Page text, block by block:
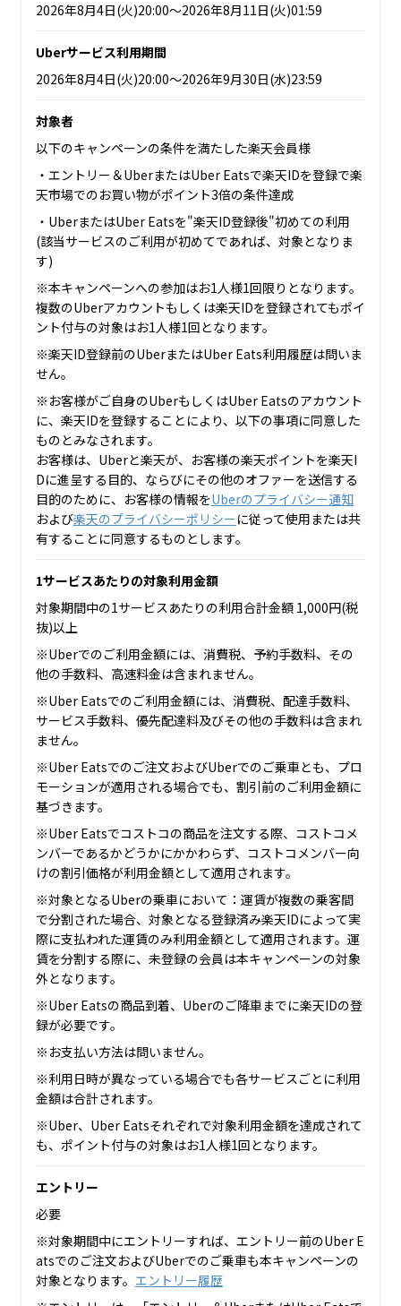
2026年8月4日(火)20:00～2026年8月11日(火)01:59
Uberサービス利用期間
2026年8月4日(火)20:00～2026年9月30日(水)23:59
対象者
以下のキャンペーンの条件を満たした楽天会員様
・エントリー＆UberまたはUber Eatsで楽天IDを登録で楽
天市場でのお買い物がポイント3倍の条件達成
・UberまたはUber Eatsを"楽天ID登録後"初めての利用
(該当サービスのご利用が初めてであれば、対象となりま
す)
※本キャンペーンへの参加はお1人様1回限りとなります。
複数のUberアカウントもしくは楽天IDを登録されてもポイ
ント付与の対象はお1人様1回となります。
※楽天ID登録前のUberまたはUber Eats利用履歴は問いま
せん。
※お客様がご自身のUberもしくはUber Eatsのアカウント
に、楽天IDを登録することにより、以下の事項に同意した
ものとみなされます。
お客様は、Uberと楽天が、お客様の楽天ポイントを楽天I
Dに進呈する目的、ならびにその他のオファーを送信する
目的のために、お客様の情報をUberのプライバシー通知
および楽天のプライバシーポリシーに従って使用または共
有することに同意するものとします。
1サービスあたりの対象利用金額
対象期間中の1サービスあたりの利用合計金額 1,000円(税
抜)以上
※Uberでのご利用金額には、消費税、予約手数料、その
他の手数料、高速料金は含まれません。
※Uber Eatsでのご利用金額には、消費税、配達手数料、
サービス手数料、優先配達料及びその他の手数料は含まれ
ません。
※Uber Eatsでのご注文およびUberでのご乗車とも、プロ
モーションが適用される場合でも、割引前のご利用金額に
基づきます。
※Uber Eatsでコストコの商品を注文する際、コストコメ
ンバーであるかどうかにかかわらず、コストコメンバー向
けの割引価格が利用金額として適用されます。
※対象となるUberの乗車において：運賃が複数の乗客間
で分割された場合、対象となる登録済み楽天IDによって実
際に支払われた運賃のみ利用金額として適用されます。運
賃を分割する際に、未登録の会員は本キャンペーンの対象
外となります。
※Uber Eatsの商品到着、Uberのご降車までに楽天IDの登
録が必要です。
※お支払い方法は問いません。
※利用日時が異なっている場合でも各サービスごとに利用
金額は合計されます。
※Uber、Uber Eatsそれぞれで対象利用金額を達成されて
も、ポイント付与の対象はお1人様1回となります。
エントリー
必要
※対象期間中にエントリーすれば、エントリー前のUber E
atsでのご注文およびUberでのご乗車も本キャンペーンの
対象となります。 エントリー履歴